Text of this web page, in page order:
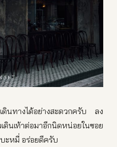
นทางได้อย่างสะดวกครับ ลง
เท้าต่อมาอีกนิดหน่อยในซอย
ะหมี่ อร่อยดีครับ